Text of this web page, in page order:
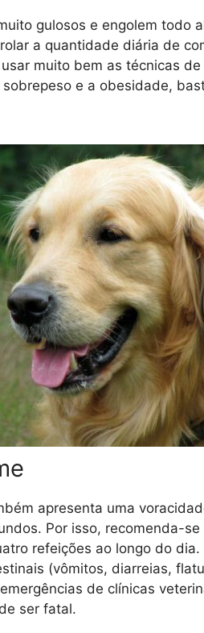
gulosos e engolem todo
a quantidade diária de
muito bem as técnicas
e a obesidade,
apresenta uma
Por isso, recomenda-
refeições ao longo do
(vômitos, diarreias,
de clínicas
ser fatal.